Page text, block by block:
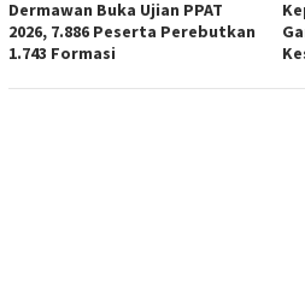
Dermawan Buka Ujian PPAT
2026, 7.886 Peserta Perebutkan
1.743 Formasi